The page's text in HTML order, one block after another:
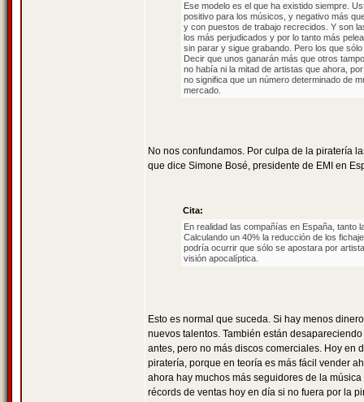
Ese modelo es el que ha existido siempre.
positivo para los músicos, y negativo más
y con puestos de trabajo recrecidos. Y son
los más perjudicados y por lo tanto más
sin parar y sigue grabando. Pero los que
Decir que unos ganarán más que otros
no había ni la mitad de artistas que ahora,
no significa que un número determinado de
mercado.
No nos confundamos. Por culpa de la piratería
que dice Simone Bosé, presidente de EMI en
Cita:
En realidad las compañías en España, tanto
Calculando un 40% la reducción de los
podría ocurrir que sólo se apostara por
visión apocalíptica.
Esto es normal que suceda. Si hay menos
nuevos talentos. También están
antes, pero no más discos comerciales. Hoy en
piratería, porque en teoría es más fácil vender
ahora hay muchos más seguidores de la
récords de ventas hoy en día si no fuera por la